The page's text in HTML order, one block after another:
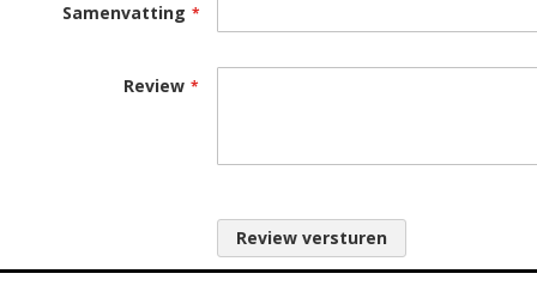
Samenvatting
Review
Review versturen